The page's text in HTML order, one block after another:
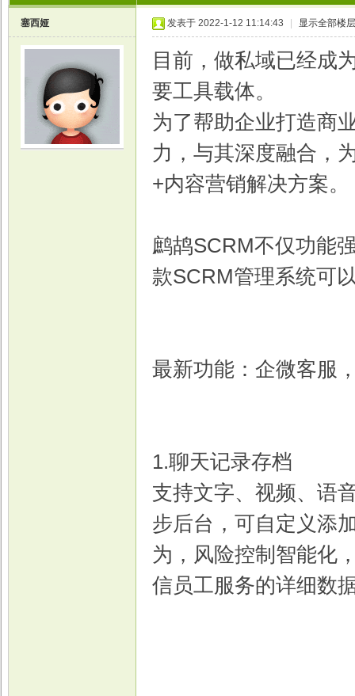
塞西娅 发表于 2022-1-12 11:14:43 显示全部楼层
目前，做私域已经成
要工具载体。
为了帮助企业打造商
力，与其深度融合，
+内容营销解决方案。
鹧鸪SCRM不仅功能
款SCRM管理系统可
最新功能：企微客服
1.聊天记录存档
支持文字、视频、语
步后台，可自定义添
为，风险控制智能化
信员工服务的详细数